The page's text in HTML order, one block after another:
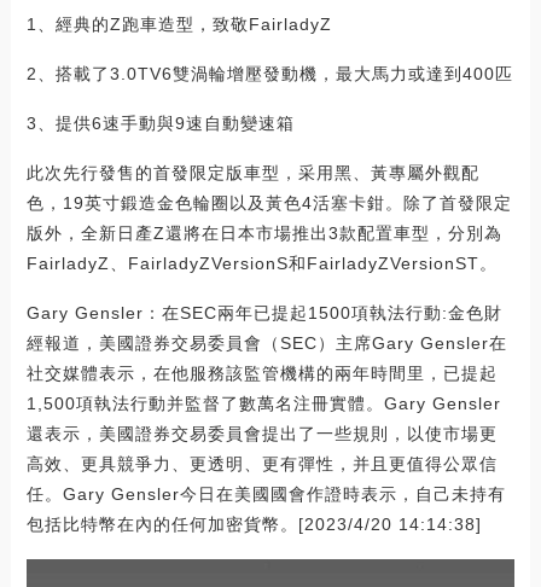
1、經典的Z跑車造型，致敬FairladyZ
2、搭載了3.0TV6雙渦輪增壓發動機，最大馬力或達到400匹
3、提供6速手動與9速自動變速箱
此次先行發售的首發限定版車型，采用黑、黃專屬外觀配
色，19英寸鍛造金色輪圈以及黃色4活塞卡鉗。除了首發限定
版外，全新日產Z還將在日本市場推出3款配置車型，分別為
FairladyZ、FairladyZVersionS和FairladyZVersionST。
Gary Gensler：在SEC兩年已提起1500項執法行動:金色財
經報道，美國證券交易委員會（SEC）主席Gary Gensler在
社交媒體表示，在他服務該監管機構的兩年時間里，已提起
1,500項執法行動并監督了數萬名注冊實體。Gary Gensler
還表示，美國證券交易委員會提出了一些規則，以使市場更
高效、更具競爭力、更透明、更有彈性，并且更值得公眾信
任。Gary Gensler今日在美國國會作證時表示，自己未持有
包括比特幣在內的任何加密貨幣。[2023/4/20 14:14:38]